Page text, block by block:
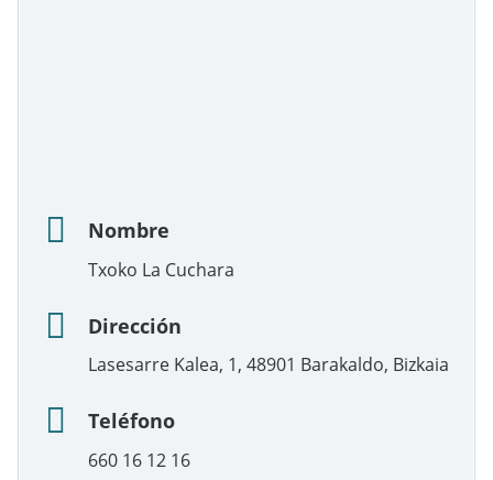
Nombre
Txoko La Cuchara
Dirección
Lasesarre Kalea, 1, 48901 Barakaldo, Bizkaia
Teléfono
660 16 12 16